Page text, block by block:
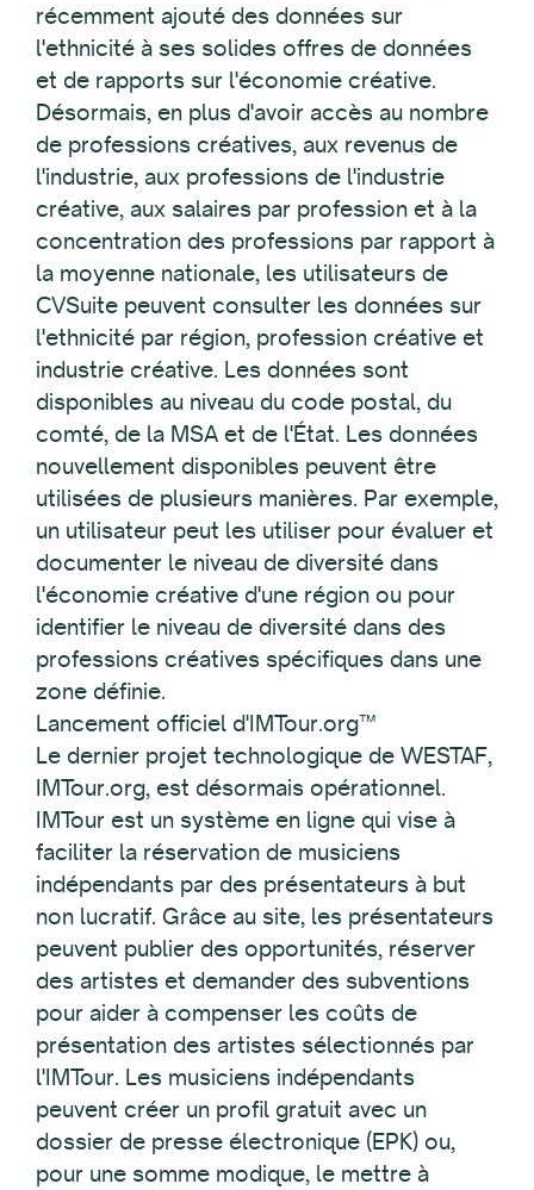
récemment ajouté des données sur
l'ethnicité à ses solides offres de données
et de rapports sur l'économie créative.
Désormais, en plus d'avoir accès au nombre
de professions créatives, aux revenus de
l'industrie, aux professions de l'industrie
créative, aux salaires par profession et à la
concentration des professions par rapport à
la moyenne nationale, les utilisateurs de
CVSuite peuvent consulter les données sur
l'ethnicité par région, profession créative et
industrie créative. Les données sont
disponibles au niveau du code postal, du
comté, de la MSA et de l'État. Les données
nouvellement disponibles peuvent être
utilisées de plusieurs manières. Par exemple,
un utilisateur peut les utiliser pour évaluer et
documenter le niveau de diversité dans
l'économie créative d'une région ou pour
identifier le niveau de diversité dans des
professions créatives spécifiques dans une
zone définie.
Lancement officiel d'IMTour.org™
Le dernier projet technologique de WESTAF,
IMTour.org, est désormais opérationnel.
IMTour est un système en ligne qui vise à
faciliter la réservation de musiciens
indépendants par des présentateurs à but
non lucratif. Grâce au site, les présentateurs
peuvent publier des opportunités, réserver
des artistes et demander des subventions
pour aider à compenser les coûts de
présentation des artistes sélectionnés par
l'IMTour. Les musiciens indépendants
peuvent créer un profil gratuit avec un
dossier de presse électronique (EPK) ou,
pour une somme modique, le mettre à